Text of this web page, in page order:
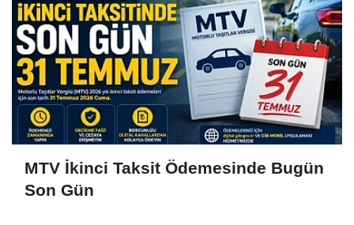
MTV İkinci Taksit Ödemesinde Bugün
Son Gün